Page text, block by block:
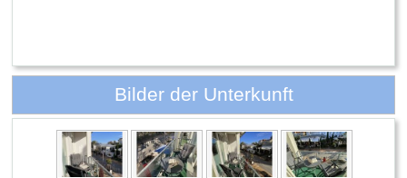
Bilder der Unterkunft